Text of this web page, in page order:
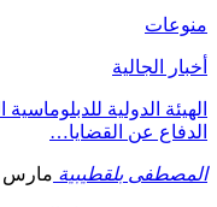
منوعات
أخبار الجالية
الهيئة الدولية
الدفاع عن القضايا…
المصطفى بلقطيبية مارس 14, 2026